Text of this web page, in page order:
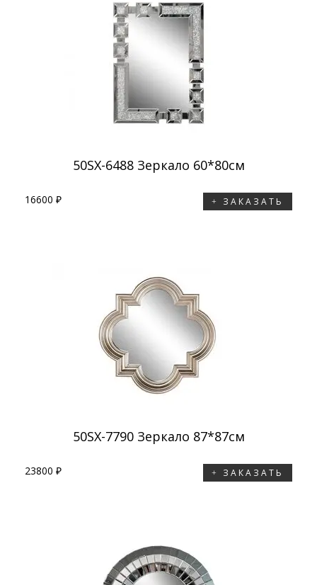
50SX-6488 Зеркало 60*80см
16600 ₽ ЗАКАЗАТЬ
50SX-7790 Зеркало 87*87см
23800 ₽ ЗАКАЗАТЬ